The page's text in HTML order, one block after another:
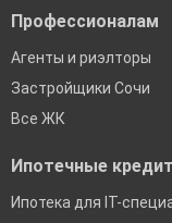
Профессионалам
Агенты и риэлторы
Застройщики Сочи
Все ЖК
Ипотечные
Ипотека для IT-